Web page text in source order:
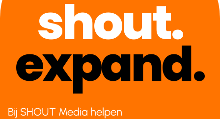
shout.
expand.
Bij SHOUT Media helpen